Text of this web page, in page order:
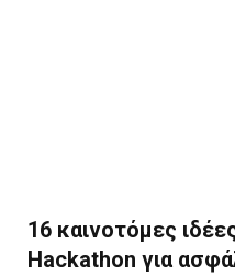
16 καινοτόμες
Hackathon για